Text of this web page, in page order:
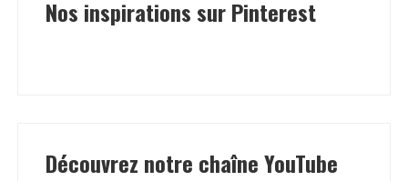
Nos inspirations sur Pinterest
Découvrez notre chaîne YouTube